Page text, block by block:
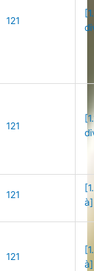
121
121
121
à]
121
à]